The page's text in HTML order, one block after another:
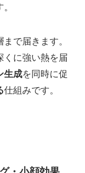
で届きます。
くに強い熱を届
生成を同時に促
仕組みです。